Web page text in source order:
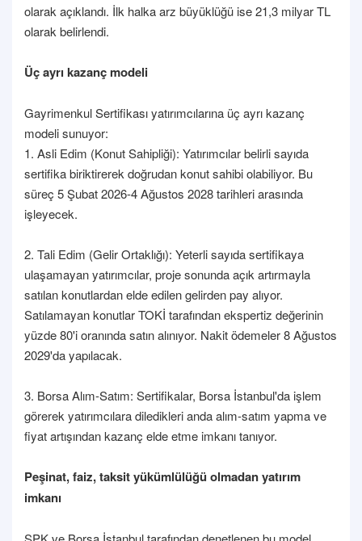
olarak açıklandı. İlk halka arz büyüklüğü ise 21,3 milyar TL
olarak belirlendi.
Üç ayrı kazanç modeli
Gayrimenkul Sertifikası yatırımcılarına üç ayrı kazanç
modeli sunuyor:
1. Asli Edim (Konut Sahipliği): Yatırımcılar belirli sayıda
sertifika biriktirerek doğrudan konut sahibi olabiliyor. Bu
süreç 5 Şubat 2026-4 Ağustos 2028 tarihleri arasında
işleyecek.
2. Tali Edim (Gelir Ortaklığı): Yeterli sayıda sertifikaya
ulaşamayan yatırımcılar, proje sonunda açık artırmayla
satılan konutlardan elde edilen gelirden pay alıyor.
Satılamayan konutlar TOKİ tarafından ekspertiz değerinin
yüzde 80'i oranında satın alınıyor. Nakit ödemeler 8 Ağustos
2029'da yapılacak.
3. Borsa Alım-Satım: Sertifikalar, Borsa İstanbul'da işlem
görerek yatırımcılara diledikleri anda alım-satım yapma ve
fiyat artışından kazanç elde etme imkanı tanıyor.
Peşinat, faiz, taksit yükümlülüğü olmadan yatırım
imkanı